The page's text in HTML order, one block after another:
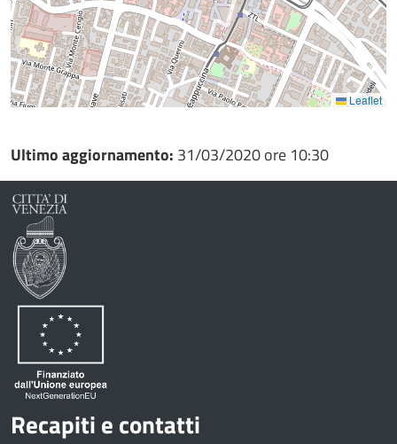
Leaflet
Ultimo aggiornamento: 31/03/2020 ore 10:30
Recapiti e contatti